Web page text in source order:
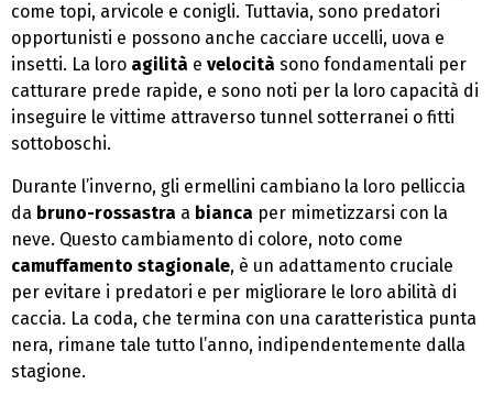
come topi, arvicole e conigli. Tuttavia, sono predatori
opportunisti e possono anche cacciare uccelli, uova e
insetti. La loro agilità e velocità sono fondamentali per
catturare prede rapide, e sono noti per la loro capacità di
inseguire le vittime attraverso tunnel sotterranei o fitti
sottoboschi.
Durante l’inverno, gli ermellini cambiano la loro pelliccia
da bruno-rossastra a bianca per mimetizzarsi con la
neve. Questo cambiamento di colore, noto come
camuffamento stagionale, è un adattamento cruciale
per evitare i predatori e per migliorare le loro abilità di
caccia. La coda, che termina con una caratteristica punta
nera, rimane tale tutto l’anno, indipendentemente dalla
stagione.